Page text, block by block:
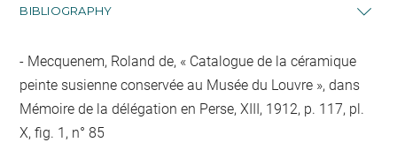
BIBLIOGRAPHY
Mecquenem, Roland de, « Catalogue de la céramique
peinte susienne conservée au Musée du Louvre », dans
Mémoire de la délégation en Perse, XIII, 1912, p. 117, pl.
X, fig. 1, n° 85